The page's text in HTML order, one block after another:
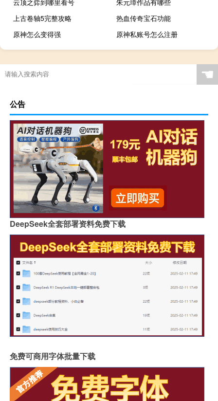
云顶之弈到哪里看号
朱元璋作品有哪些
上古卷轴5完整攻略
热血传奇宝石功能
原神怎么变得强
原神私账号怎么注册
☚
公告
DeepSeek全套部署资料免费下载
免费可商用字体批量下载